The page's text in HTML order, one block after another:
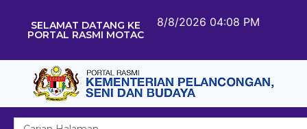
SELAMAT DATANG KE
PORTAL RASMI MOTAC
8/8/2026 04:08 PM